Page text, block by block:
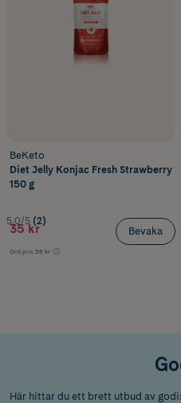
BeKeto
Diet Jelly Konjac Fresh Strawberry
150 g
5.0/5 (2)
35 kr
Ord.pris 36 kr
Bevaka
Här hittar du ett brett utbud av